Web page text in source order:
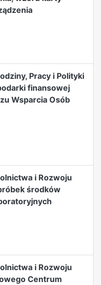
Pracy i Polityki
finansowej
Wsparcia Osób
i Rozwoju
środków
i Rozwoju
Centrum